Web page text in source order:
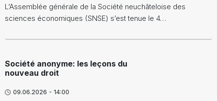
L’Assemblée générale de la Société neuchâteloise des
sciences économiques (SNSE) s’est tenue le 4…
Société anonyme: les leçons du
nouveau droit
09.06.2026 - 14:00